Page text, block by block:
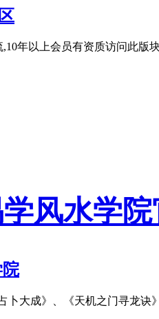
年以上会员有资质访问此版
风水学
卜大成》、《天机之门寻龙诀